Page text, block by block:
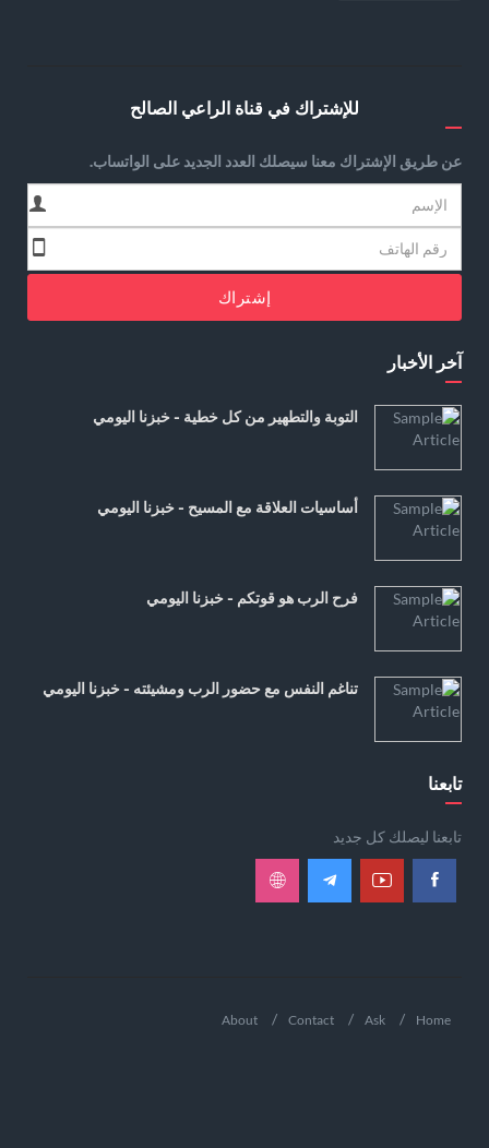
للإشتراك في قناة الراعي الصالح
عن طريق الإشتراك معنا سيصلك العدد الجديد على الواتساب.
إشتراك
آخر الأخبار
التوبة والتطهير من كل خطية - خبزنا اليومي
أساسيات العلاقة مع المسيح - خبزنا اليومي
فرح الرب هو قوتكم - خبزنا اليومي
تناغم النفس مع حضور الرب ومشيئته - خبزنا اليومي
تابعنا
تابعنا ليصلك كل جديد
Home
Ask
Contact
About